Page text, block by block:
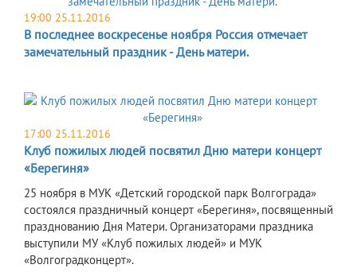
19:00 25.11.2016
В последнее воскресенье ноября Россия отмечает
замечательный праздник - День матери.
17:00 25.11.2016
Клуб пожилых людей посвятил Дню матери концерт
«Берегиня»
25 ноября в МУК «Детский городской парк Волгограда»
состоялся праздничный концерт «Берегиня», посвященный
празднованию Дня Матери. Организаторами праздника
выступили МУ «Клуб пожилых людей» и МУК
«Волгоградконцерт».